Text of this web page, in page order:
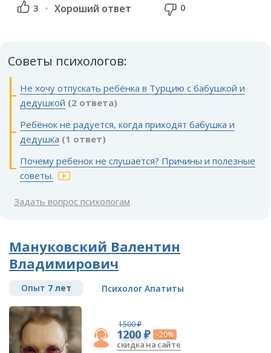
3 Хороший ответ 0
Советы психологов:
Не хочу отпускать ребёнка в Турцию с бабушкой и
дедушкой (2 ответа)
Ребёнок не радуется, когда приходят бабушка и
дедушка (1 ответ)
Почему ребенок не слушается? Причины и полезные
советы.
Задать вопрос психологам
Мануковский Валентин
Владимирович
Опыт 7 лет Психолог Апатиты
1500 ₽
1200 ₽ -20%
скидка на сайте